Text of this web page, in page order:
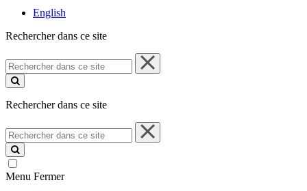
English
Rechercher dans ce site
Rechercher
dans
ce
Rechercher dans ce site
Rechercher
dans
ce
site
Menu Fermer